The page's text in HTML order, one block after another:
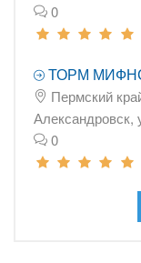
0
ТОРМ
Пермский
Александровск,
0